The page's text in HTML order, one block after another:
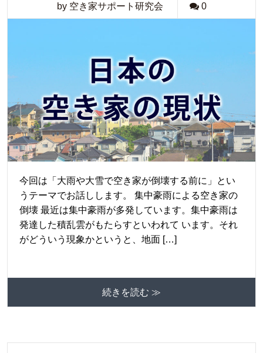
by 空き家サポート研究会 0
今回は「大雨や大雪で空き家が倒壊する前に」とい
うテーマでお話しします。 集中豪雨による空き家の
倒壊 最近は集中豪雨が多発しています。集中豪雨は
発達した積乱雲がもたらすといわれて います。それ
がどういう現象かというと、地面 […]
続きを読む ≫